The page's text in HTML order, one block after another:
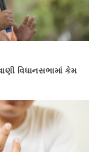
વિધાનસભામાં કેમ